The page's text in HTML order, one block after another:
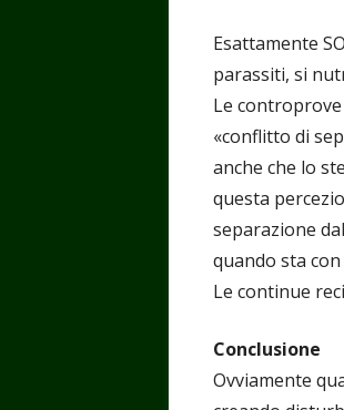
Esattamente
parassiti, si
Le
«conflitto di
anche che lo
questa
separazione
quando sta
Le continue
Conclusione
Ovviamente